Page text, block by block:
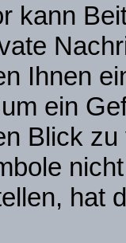
kann
Ihnen
ein
Blick
hat